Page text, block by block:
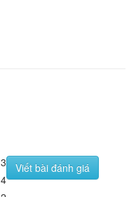
3
4
Viết bài đánh giá